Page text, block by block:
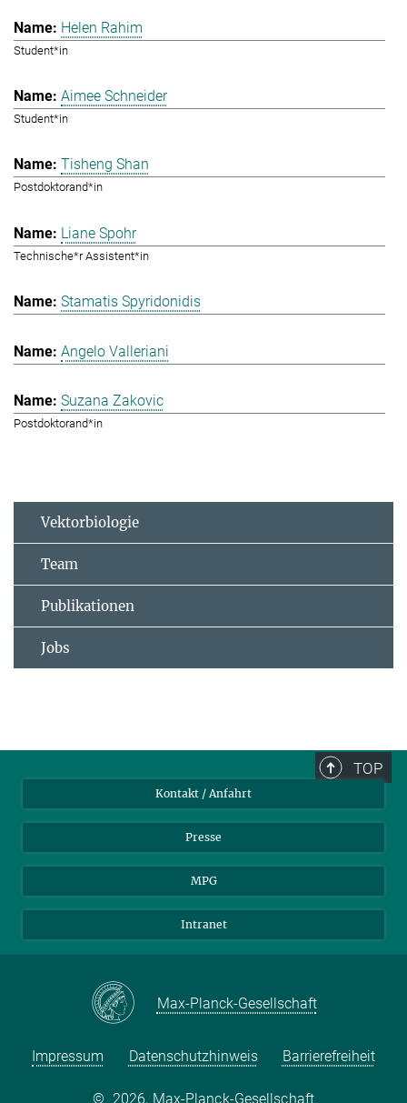
Helen Rahim
Student*in
Aimee Schneider
Student*in
Tisheng Shan
Postdoktorand*in
Liane Spohr
Technische*r Assistent*in
Stamatis Spyridonidis
Angelo Valleriani
Suzana Zakovic
Postdoktorand*in
Vektorbiologie
Team
Publikationen
Jobs
TOP
Kontakt / Anfahrt
Presse
MPG
Intranet
Max-Planck-Gesellschaft
Impressum Datenschutzhinweis Barrierefreiheit
© 2026, Max-Planck-Gesellschaft